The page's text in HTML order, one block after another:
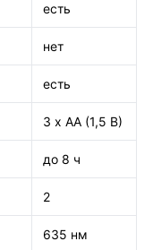
есть
нет
есть
3 х АА (1,5 В)
до 8 ч
2
635 нм